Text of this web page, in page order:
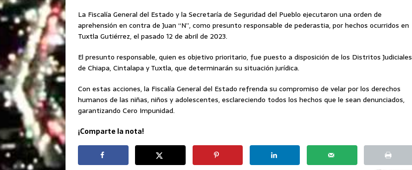
La Fiscalía General del Estado y la Secretaría de Seguridad del Pueblo ejecutaron una orden de
aprehensión en contra de Juan “N”, como presunto responsable de pederastia, por hechos ocurridos en
Tuxtla Gutiérrez, el pasado 12 de abril de 2023.
El presunto responsable, quien es objetivo prioritario, fue puesto a disposición de los Distritos Judiciales
de Chiapa, Cintalapa y Tuxtla, que determinarán su situación jurídica.
Con estas acciones, la Fiscalía General del Estado refrenda su compromiso de velar por los derechos
humanos de las niñas, niños y adolescentes, esclareciendo todos los hechos que le sean denunciados,
garantizando Cero Impunidad.
¡Comparte la nota!